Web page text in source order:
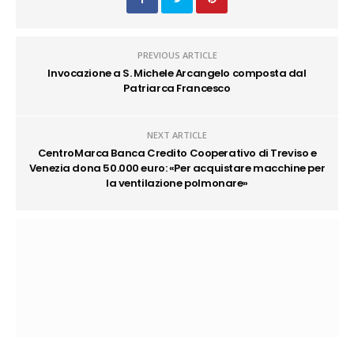
PREVIOUS ARTICLE
Invocazione a S. Michele Arcangelo composta dal
Patriarca Francesco
NEXT ARTICLE
CentroMarca Banca Credito Cooperativo di Treviso e
Venezia dona 50.000 euro: «Per acquistare macchine per
la ventilazione polmonare»